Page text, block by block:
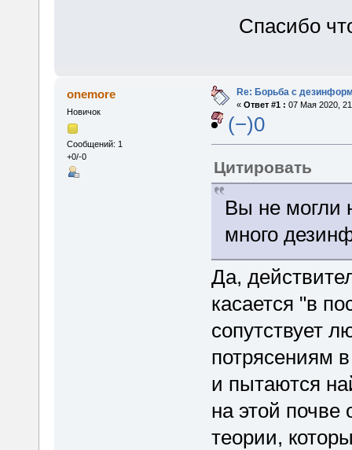
Спасибо
onemore
Новичок
Сообщений: 1
+0/-0
Re: Борьба с
« Ответ #1 : 07 Мая 2020,
(−)0
Цитировать
Вы не могли
много
Да,
касается "в
сопутствует
потрясениям
и пытаются
на этой почве
теории,